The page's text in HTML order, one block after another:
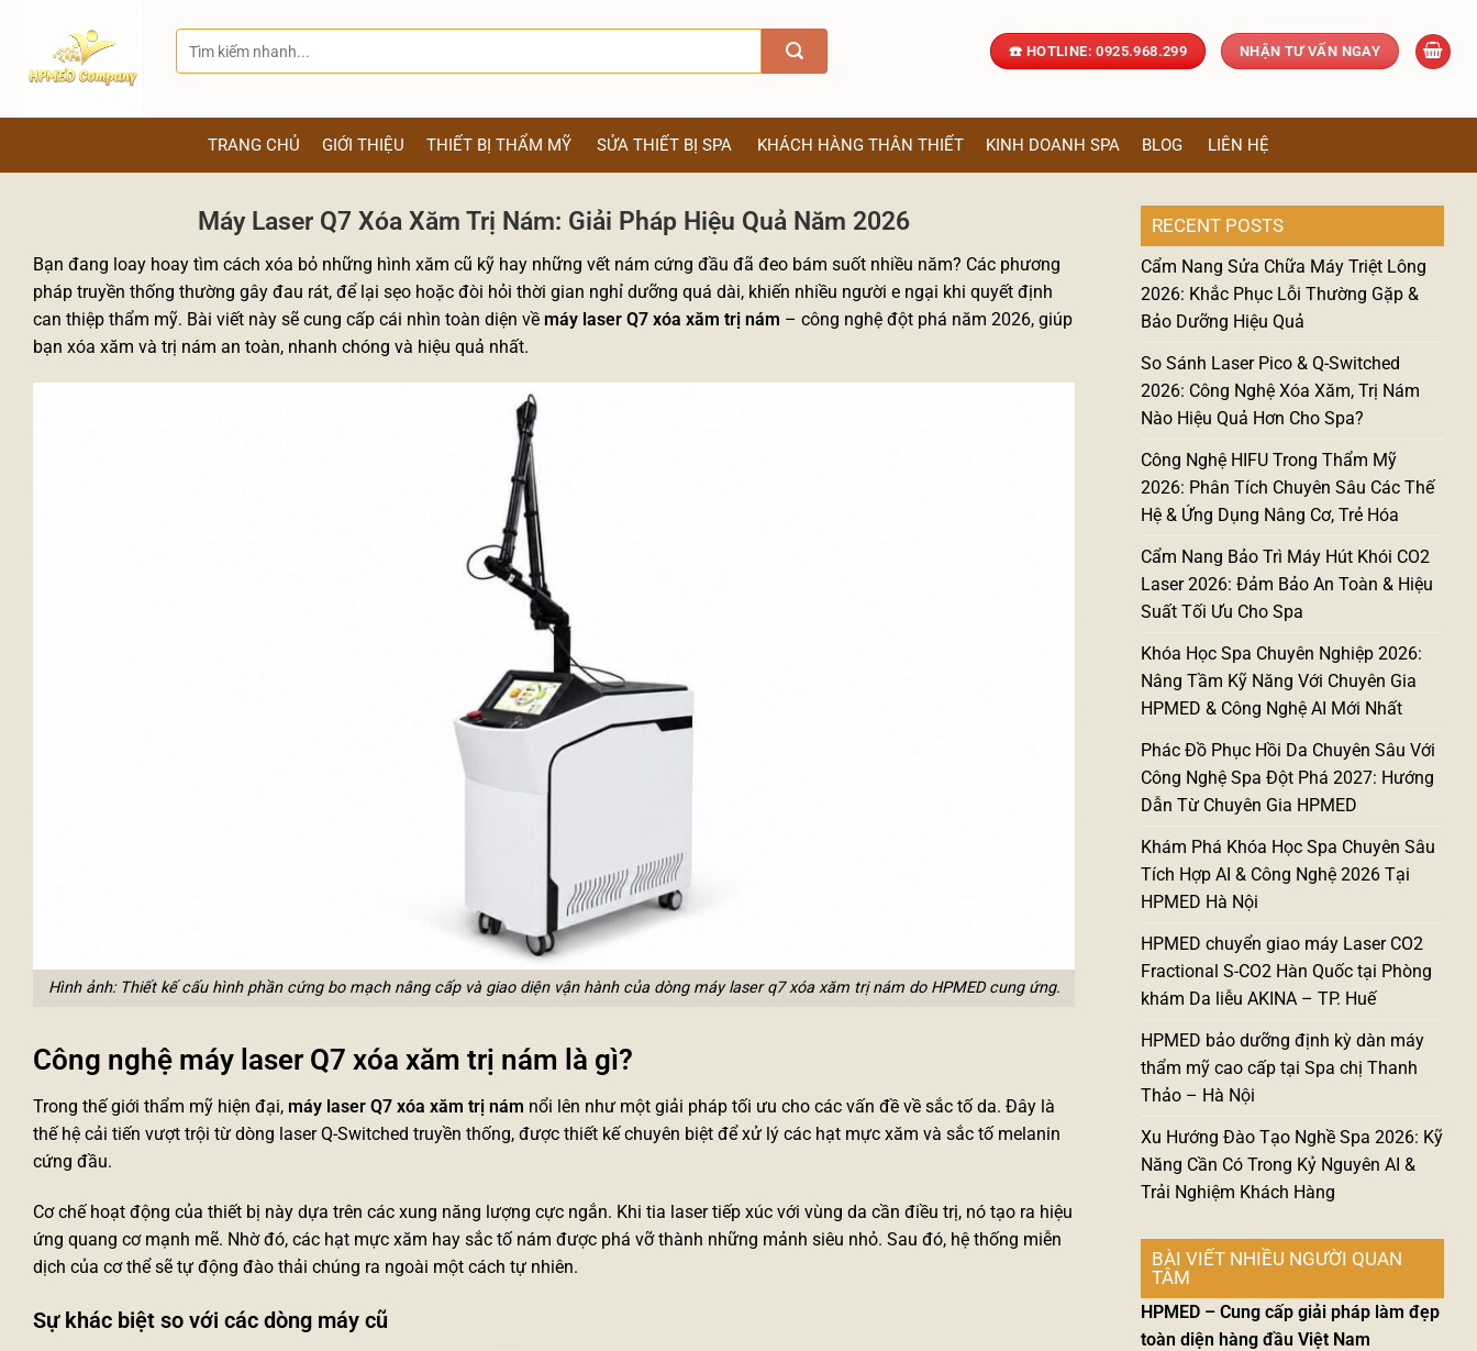
kiếm:
☎️ HOTLINE: 0925.968.299 NHẬN TƯ VẤN NGAY
TRANG CHỦ GIỚI THIỆU THIẾT BỊ THẨM MỸ SỬA THIẾT BỊ SPA KHÁCH HÀNG THÂN THIẾT KINH DOANH SPA BLOG LIÊN HỆ
Máy Laser Q7 Xóa Xăm Trị Nám: Giải Pháp Hiệu Quả Năm 2026
Bạn đang loay hoay tìm cách xóa bỏ những hình xăm cũ kỹ hay những vết nám cứng đầu đã đeo bám suốt nhiều năm? Các phương
pháp truyền thống thường gây đau rát, để lại sẹo hoặc đòi hỏi thời gian nghỉ dưỡng quá dài, khiến nhiều người e ngại khi quyết định
can thiệp thẩm mỹ. Bài viết này sẽ cung cấp cái nhìn toàn diện về máy laser Q7 xóa xăm trị nám – công nghệ đột phá năm 2026, giúp
bạn xóa xăm và trị nám an toàn, nhanh chóng và hiệu quả nhất.
Hình ảnh: Thiết kế cấu hình phần cứng bo mạch nâng cấp và giao diện vận hành của dòng máy laser q7 xóa xăm trị nám do HPMED cung ứng.
Công nghệ máy laser Q7 xóa xăm trị nám là gì?
Trong thế giới thẩm mỹ hiện đại, máy laser Q7 xóa xăm trị nám nổi lên như một giải pháp tối ưu cho các vấn đề về sắc tố da. Đây là
thế hệ cải tiến vượt trội từ dòng laser Q-Switched truyền thống, được thiết kế chuyên biệt để xử lý các hạt mực xăm và sắc tố melanin
cứng đầu.
Cơ chế hoạt động của thiết bị này dựa trên các xung năng lượng cực ngắn. Khi tia laser tiếp xúc với vùng da cần điều trị, nó tạo ra hiệu
ứng quang cơ mạnh mẽ. Nhờ đó, các hạt mực xăm hay sắc tố nám được phá vỡ thành những mảnh siêu nhỏ. Sau đó, hệ thống miễn
dịch của cơ thể sẽ tự động đào thải chúng ra ngoài một cách tự nhiên.
Sự khác biệt so với các dòng máy cũ
RECENT POSTS
Cẩm Nang Sửa Chữa Máy Triệt Lông
2026: Khắc Phục Lỗi Thường Gặp &
Bảo Dưỡng Hiệu Quả
So Sánh Laser Pico & Q-Switched
2026: Công Nghệ Xóa Xăm, Trị Nám
Nào Hiệu Quả Hơn Cho Spa?
Công Nghệ HIFU Trong Thẩm Mỹ
2026: Phân Tích Chuyên Sâu Các Thế
Hệ & Ứng Dụng Nâng Cơ, Trẻ Hóa
Cẩm Nang Bảo Trì Máy Hút Khói CO2
Laser 2026: Đảm Bảo An Toàn & Hiệu
Suất Tối Ưu Cho Spa
Khóa Học Spa Chuyên Nghiệp 2026:
Nâng Tầm Kỹ Năng Với Chuyên Gia
HPMED & Công Nghệ AI Mới Nhất
Phác Đồ Phục Hồi Da Chuyên Sâu Với
Công Nghệ Spa Đột Phá 2027: Hướng
Dẫn Từ Chuyên Gia HPMED
Khám Phá Khóa Học Spa Chuyên Sâu
Tích Hợp AI & Công Nghệ 2026 Tại
HPMED Hà Nội
HPMED chuyển giao máy Laser CO2
Fractional S-CO2 Hàn Quốc tại Phòng
khám Da liễu AKINA – TP. Huế
HPMED bảo dưỡng định kỳ dàn máy
thẩm mỹ cao cấp tại Spa chị Thanh
Thảo – Hà Nội
Xu Hướng Đào Tạo Nghề Spa 2026: Kỹ
Năng Cần Có Trong Kỷ Nguyên AI &
Trải Nghiệm Khách Hàng
BÀI VIẾT NHIỀU NGƯỜI QUAN
TÂM
HPMED – Cung cấp giải pháp làm đẹp
toàn diện hàng đầu Việt Nam